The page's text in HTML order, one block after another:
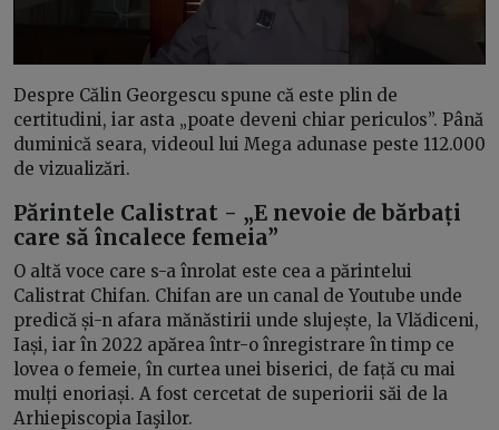
Despre Călin Georgescu spune că este plin de
certitudini, iar asta „poate deveni chiar periculos”. Până
duminică seara, videoul lui Mega adunase peste 112.000
de vizualizări.
Părintele Calistrat - „E nevoie de bărbați
care să încalece femeia”
O altă voce care s-a înrolat este cea a părintelui
Calistrat Chifan. Chifan are un canal de Youtube unde
predică și-n afara mănăstirii unde slujește, la Vlădiceni,
Iași, iar în 2022 apărea într-o înregistrare în timp ce
lovea o femeie, în curtea unei biserici, de față cu mai
mulți enoriași. A fost cercetat de superiorii săi de la
Arhiepiscopia Iaşilor.